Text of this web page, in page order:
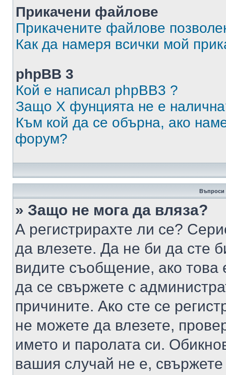
Прикачени файлове
Прикачените файлове
Как да намеря всички мой
phpBB 3
Кой е написал phpBB3 ?
Защо X фунцията не е
Към кой да се обърна, ако
форум?
Въпроси
» Защо не мога да вляза?
А регистрирахте ли се?
да влезете. Да не би да сте
видите съобщение, ако това
да се свържете с
причините. Ако сте се
не можете да влезете,
името и паролата си.
вашия случай не е,